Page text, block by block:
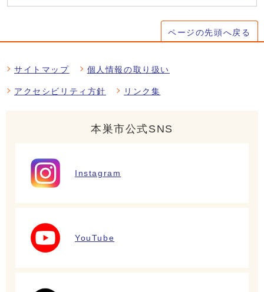
ページの先頭へ戻る
サイトマップ 個人情報の取り扱い
アクセシビリティ方針 リンク集
本巣市公式SNS
Instagram
YouTube